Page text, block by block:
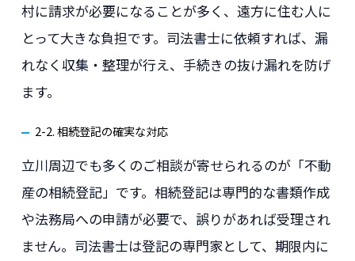
村に請求が必要になることが多く、遠方に住む人に
とって大きな負担です。司法書士に依頼すれば、漏
れなく収集・整理が行え、手続きの抜け漏れを防げ
ます。
2-2. 相続登記の確実な対応
立川周辺でも多くのご相談が寄せられるのが「不動
産の相続登記」です。相続登記は専門的な書類作成
や法務局への申請が必要で、誤りがあれば受理され
ません。司法書士は登記の専門家として、期限内に